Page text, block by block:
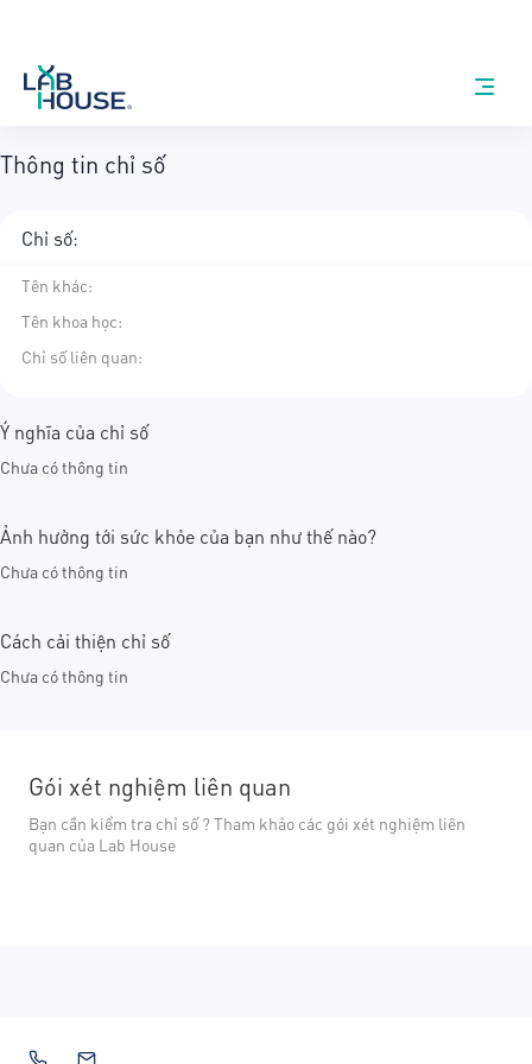
Thông tin chỉ số
Chỉ số:
Tên khác:
Tên khoa học:
Chỉ số liên quan:
Ý nghĩa của chỉ số
Chưa có thông tin
Ảnh hưởng tới sức khỏe của bạn như thế nào?
Chưa có thông tin
Cách cải thiện chỉ số
Chưa có thông tin
Gói xét nghiệm liên quan
Bạn cần kiểm tra chỉ số ? Tham khảo các gói xét nghiệm liên
quan của Lab House